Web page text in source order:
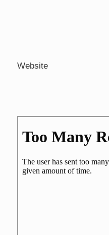
Website